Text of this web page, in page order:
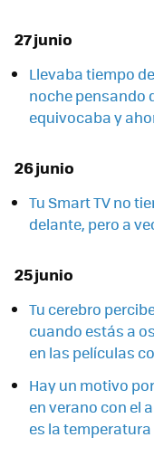
27 junio
Llevaba tiempo
noche pensando
equivocaba y
26 junio
Tu Smart TV no
delante, pero a
25 junio
Tu cerebro
cuando estás a
en las películas
Hay un motivo
en verano con el
es la temperatura